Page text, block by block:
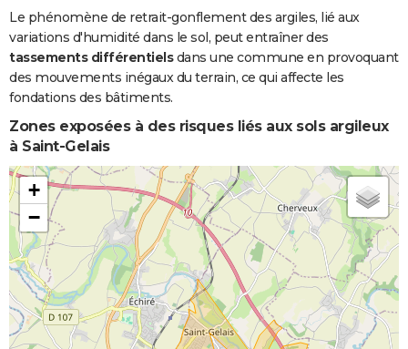
Le phénomène de retrait-gonflement des argiles, lié aux
variations d'humidité dans le sol, peut entraîner des
tassements différentielsdans une commune en provoquant
des mouvements inégaux du terrain, ce qui affecte les
fondations des bâtiments.
Zones exposées à des risques liés aux sols argileux
à Saint-Gelais
+
−